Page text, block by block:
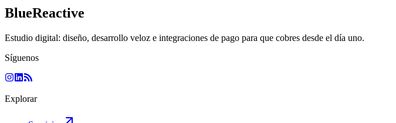
BlueReactive
Estudio digital: diseño, desarrollo veloz e integraciones de pago para que cobres desde el día uno.
Síguenos
Explorar